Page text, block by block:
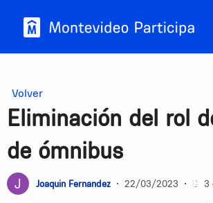
Volver
Eliminación del rol
de ómnibus
Joaquin Fernandez • 22/03/2023 • 3